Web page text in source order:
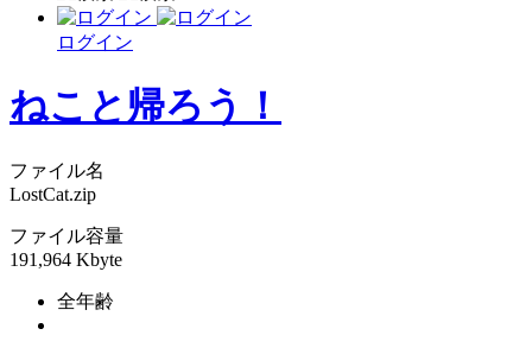
ログイン
ねこと帰ろう！
ファイル名
LostCat.zip
ファイル容量
191,964 Kbyte
全年齢